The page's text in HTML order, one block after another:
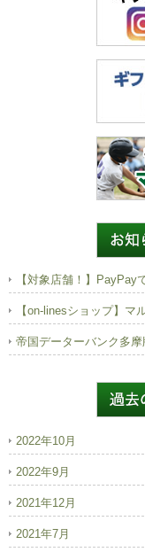
【対象店舗！】PayPay
【on-linesショップ】マ
帝国データーバンク多
2022年10月
2022年9月
2021年12月
2021年7月